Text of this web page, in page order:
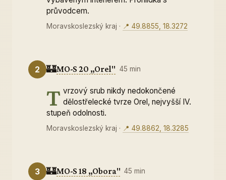
průvodcem.
Moravskoslezský kraj · 📍 49.8855, 18.3272
2 🏰MO-S 20 „Orel" 45 min
T vrzový srub nikdy nedokončené
dělostřelecké tvrze Orel, nejvyšší IV.
stupeň odolnosti.
Moravskoslezský kraj · 📍 49.8862, 18.3285
3 🏰MO-S 18 „Obora" 45 min